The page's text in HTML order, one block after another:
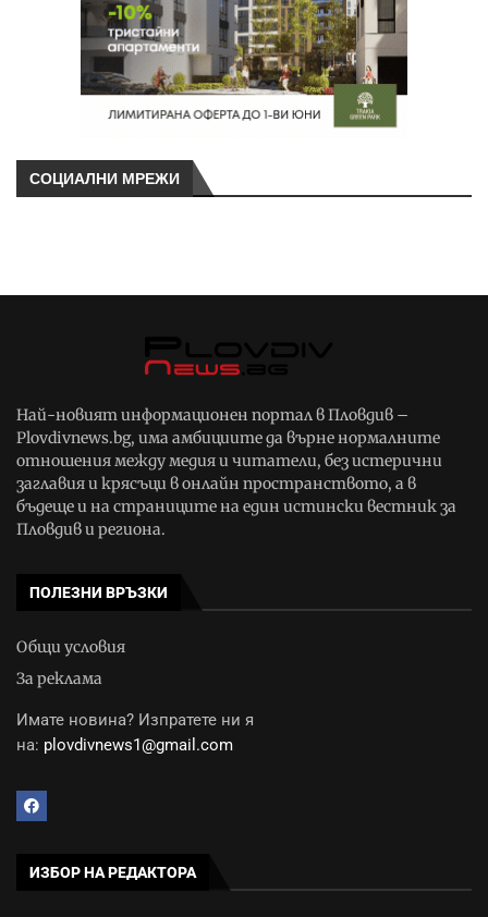
СОЦИАЛНИ МРЕЖИ
Най-новият информационен портал в Пловдив –
Plovdivnews.bg, има амбициите да върне нормалните
отношения между медия и читатели, без истерични
заглавия и крясъци в онлайн пространството, а в
бъдеще и на страниците на един истински вестник за
Пловдив и региона.
ПОЛЕЗНИ ВРЪЗКИ
Общи условия
За реклама
Имате новина? Изпратете ни я
на: plovdivnews1@gmail.com
ИЗБОР НА РЕДАКТОРА